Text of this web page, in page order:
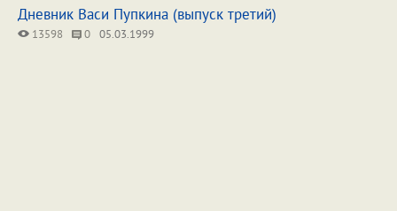
Дневник Васи Пупкина (выпуск третий)
13598 0 05.03.1999